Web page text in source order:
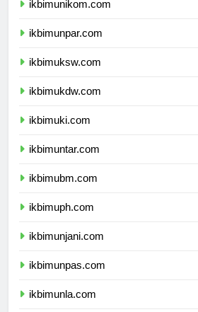
ikbimunikom.com
ikbimunpar.com
ikbimuksw.com
ikbimukdw.com
ikbimuki.com
ikbimuntar.com
ikbimubm.com
ikbimuph.com
ikbimunjani.com
ikbimunpas.com
ikbimunla.com